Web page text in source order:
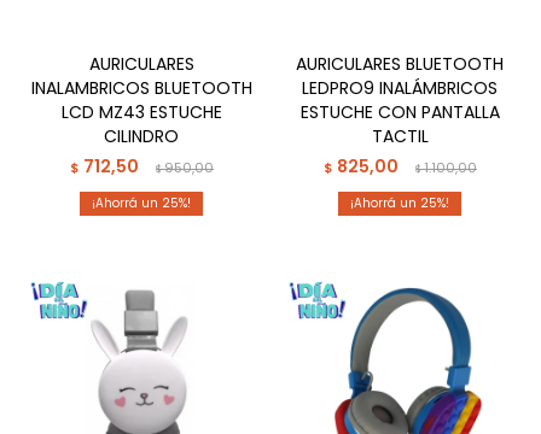
AURICULARES
INALAMBRICOS BLUETOOTH
LCD MZ43 ESTUCHE
CILINDRO
$ 712,50 $950,00
25
AURICULARES BLUETOOTH
LEDPRO9 INALÁMBRICOS
ESTUCHE CON PANTALLA
TACTIL
$ 825,00 $1.100,00
25